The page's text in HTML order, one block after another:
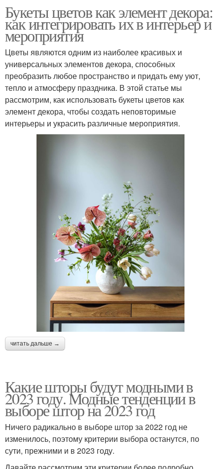
Букеты цветов как элемент декора:
как интегрировать их в интерьер и
мероприятия
Цветы являются одним из наиболее красивых и
универсальных элементов декора, способных
преобразить любое пространство и придать ему уют,
тепло и атмосферу праздника. В этой статье мы
рассмотрим, как использовать букеты цветов как
элемент декора, чтобы создать неповторимые
интерьеры и украсить различные мероприятия.
читать дальше →
Какие шторы будут модными в
2023 году. Модные тенденции в
выборе штор на 2023 год
Ничего радикально в выборе штор за 2022 год не
изменилось, поэтому критерии выбора останутся, по
сути, прежними и в 2023 году.